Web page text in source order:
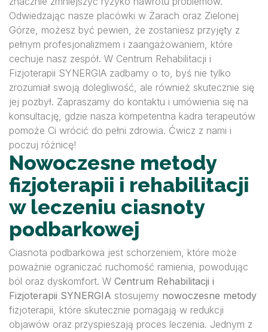
Odwiedzając nasze placówki w Żarach oraz Zielonej
Górze, możesz być pewien, że zostaniesz przyjęty z
pełnym profesjonalizmem i zaangażowaniem, które
cechuje nasz zespół. W Centrum Rehabilitacji i
Fizjoterapii SYNERGIA zadbamy o to, byś nie tylko
zrozumiał swoją dolegliwość, ale również skutecznie się
jej pozbył. Zapraszamy do kontaktu i umówienia się na
konsultację, gdzie nasza kompetentna kadra terapeutów
pomoże Ci wrócić do pełni zdrowia. Ćwicz z nami i
poczuj różnicę!
Nowoczesne metody
fizjoterapii i rehabilitacji
w leczeniu ciasnoty
podbarkowej
Ciasnota podbarkowa jest schorzeniem, które może
poważnie ograniczać ruchomość ramienia, powodując
ból oraz dyskomfort. W Centrum Rehabilitacji i
Fizjoterapii SYNERGIA stosujemy nowoczesne metody
fizjoterapii, które skutecznie pomagają w redukcji
objawów oraz przyspieszają proces leczenia. Jednym z